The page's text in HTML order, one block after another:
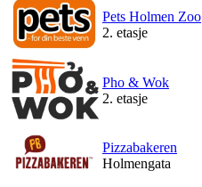
Pets Holmen Zoo
2. etasje
Pho & Wok
2. etasje
Pizzabakeren
Holmengata